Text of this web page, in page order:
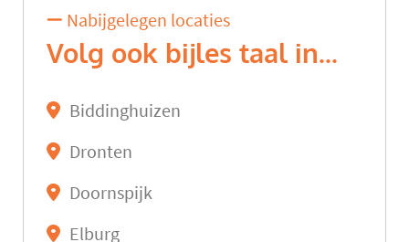
Nabijgelegen locaties
Volg ook bijles taal in...
Biddinghuizen
Dronten
Doornspijk
Elburg